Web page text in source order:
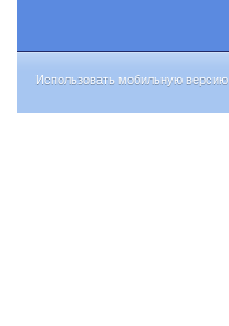
Использовать мобильную версию